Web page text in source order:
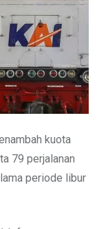
kuota
79 perjalanan
periode libur